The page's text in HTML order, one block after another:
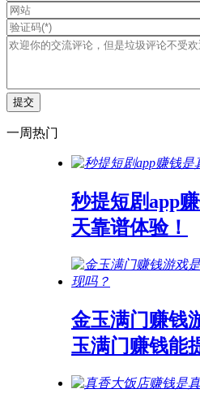
一周热门
秒提短剧app
天靠谱体验！
金玉满门赚钱
玉满门赚钱能